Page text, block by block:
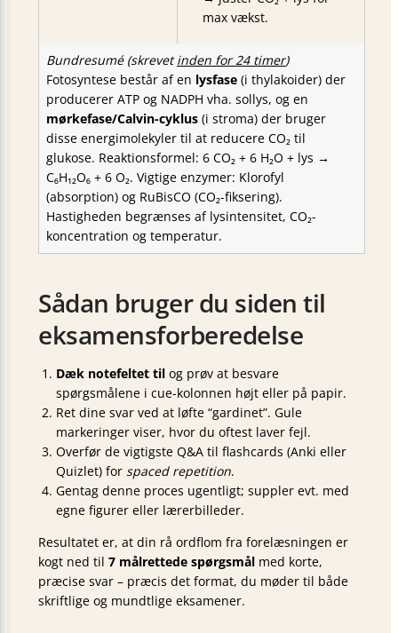
max vækst.
Bundresumé (skrevetinden for 24 timer)
Fotosyntese består af en lysfase (i thylakoider) der
producerer ATP og NADPH vha. sollys, og en
mørkefase/Calvin-cyklus (i stroma) der bruger
disse energimolekyler til at reducere CO₂ til
glukose. Reaktionsformel: 6 CO₂ + 6 H₂O + lys →
C₆H₁₂O₆ + 6 O₂. Vigtige enzymer: Klorofyl
(absorption) og RuBisCO (CO₂-fiksering).
Hastigheden begrænses af lysintensitet, CO₂-
koncentration og temperatur.
Sådan bruger du siden til
eksamensforberedelse
Dæk notefeltet til og prøv at besvare
spørgsmålene i cue-kolonnen højt eller på papir.
Ret dine svar ved at løfte “gardinet”. Gule
markeringer viser, hvor du oftest laver fejl.
Overfør de vigtigste Q&A til flashcards (Anki eller
Quizlet) for spaced repetition.
Gentag denne proces ugentligt; suppler evt. med
egne figurer eller lærerbilleder.
Resultatet er, at din rå ordflom fra forelæsningen er
kogt ned til 7 målrettede spørgsmål med korte,
præcise svar – præcis det format, du møder til både
skriftlige og mundtlige eksamener.